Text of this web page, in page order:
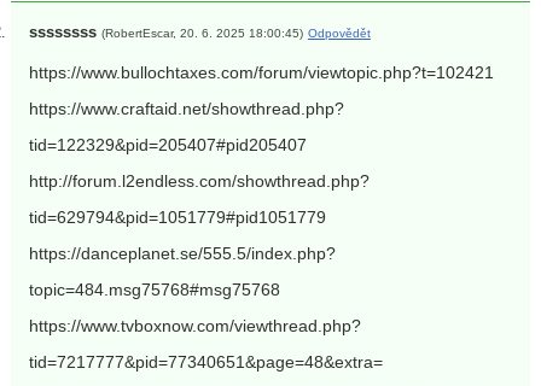
ssssssss (RobertEscar, 20. 6. 2025 18:00:45) Odpovědět
https://www.bullochtaxes.com/forum/viewtopic.php?t=102421
https://www.craftaid.net/showthread.php?
tid=122329&pid=205407#pid205407
http://forum.l2endless.com/showthread.php?
tid=629794&pid=1051779#pid1051779
https://danceplanet.se/555.5/index.php?
topic=484.msg75768#msg75768
https://www.tvboxnow.com/viewthread.php?
tid=7217777&pid=77340651&page=48&extra=